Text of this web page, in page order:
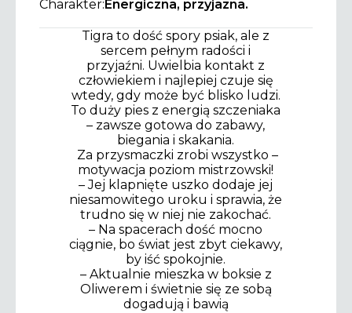
Charakter:Energiczna, przyjazna.
Tigra to dość spory psiak, ale z
sercem pełnym radości i
przyjaźni. Uwielbia kontakt z
człowiekiem i najlepiej czuje się
wtedy, gdy może być blisko ludzi.
To duży pies z energią szczeniaka
– zawsze gotowa do zabawy,
biegania i skakania.
Za przysmaczki zrobi wszystko –
motywacja poziom mistrzowski!
– Jej klapnięte uszko dodaje jej
niesamowitego uroku i sprawia, że
trudno się w niej nie zakochać.
– Na spacerach dość mocno
ciągnie, bo świat jest zbyt ciekawy,
by iść spokojnie.
– Aktualnie mieszka w boksie z
Oliwerem i świetnie się ze sobą
dogadują i bawią